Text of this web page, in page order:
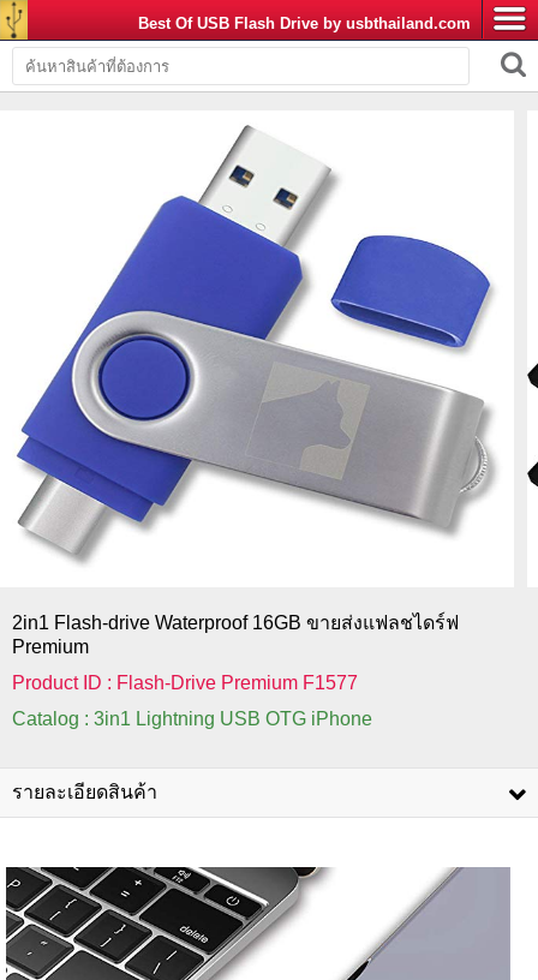
Best Of USB Flash Drive by usbthailand.com
2in1 Flash-drive Waterproof 16GB ขายส่งแฟลชไดร์ฟ
Premium
Product ID : Flash-Drive Premium F1577
Catalog : 3in1 Lightning USB OTG iPhone
รายละเอียดสินค้า